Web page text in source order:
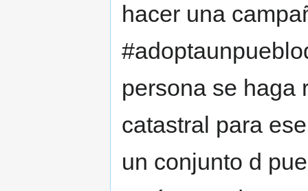
hacer una
persona se haga
catastral para
un conjunto d